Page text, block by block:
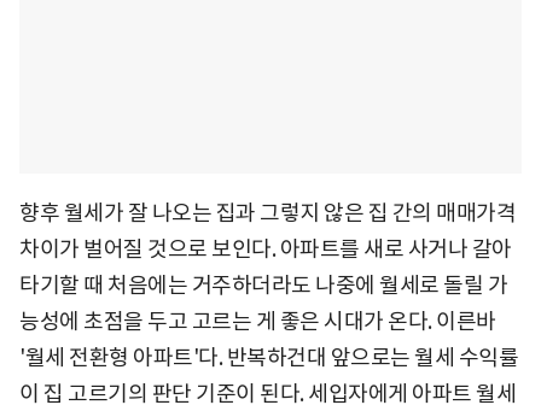
향후 월세가 잘 나오는 집과 그렇지 않은 집 간의 매매가격
차이가 벌어질 것으로 보인다. 아파트를 새로 사거나 갈아
타기할 때 처음에는 거주하더라도 나중에 월세로 돌릴 가
능성에 초점을 두고 고르는 게 좋은 시대가 온다. 이른바
'월세 전환형 아파트'다. 반복하건대 앞으로는 월세 수익률
이 집 고르기의 판단 기준이 된다. 세입자에게 아파트 월세